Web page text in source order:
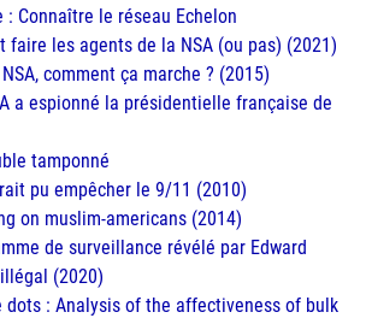
: Connaître le réseau Echelon
faire les agents de la NSA (ou pas) (2021)
comment ça marche ? (2015)
a espionné la présidentielle française de
tamponné
pu empêcher le 9/11 (2010)
on muslim-americans (2014)
de surveillance révélé par Edward
(2020)
dots : Analysis of the affectiveness of bulk